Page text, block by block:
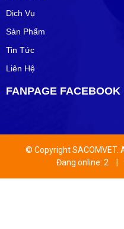
Dịch Vụ
Sản Phẩm
Tin Tức
Liên Hệ
FANPAGE FACEBOOK
© Copyright SACOMVET.
Đang online: 2